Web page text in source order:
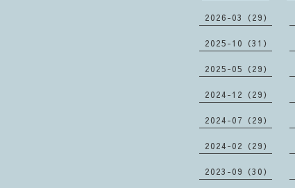
2026-03（29）
2025-10（31）
2025-05（29）
2024-12（29）
2024-07（29）
2024-02（29）
2023-09（30）